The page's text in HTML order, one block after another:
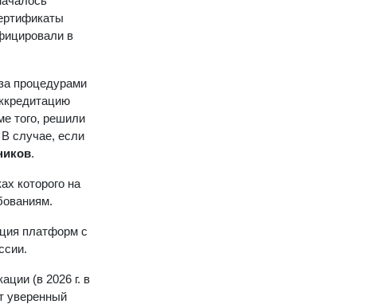
в
процедурами
того, решили
В случае, если
.
которого на
платформ с
(в 2026 г. в
уверенный